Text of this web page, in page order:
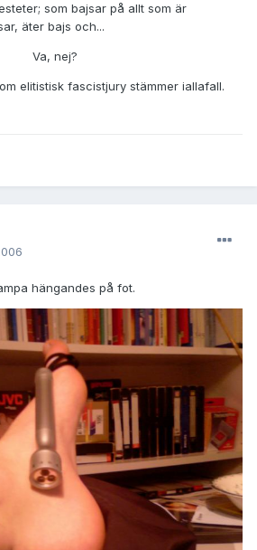
som bajsar på allt som är
äter bajs och...
Va, nej?
elitistisk fascistjury stämmer iallafall.
hängandes på fot.